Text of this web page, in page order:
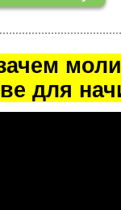
для